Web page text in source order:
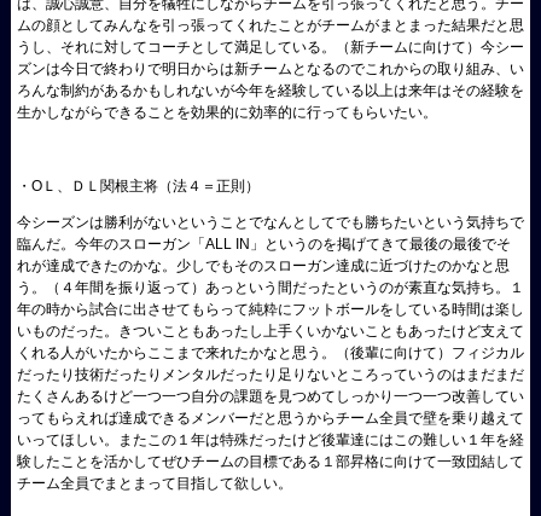
は、誠心誠意、自分を犠牲にしながらチームを引っ張ってくれたと思う。チー
ムの顔としてみんなを引っ張ってくれたことがチームがまとまった結果だと思
うし、それに対してコーチとして満足している。（新チームに向けて）今シー
ズンは今日で終わりで明日からは新チームとなるのでこれからの取り組み、い
ろんな制約があるかもしれないが今年を経験している以上は来年はその経験を
生かしながらできることを効果的に効率的に行ってもらいたい。
・ΟＬ、ＤＬ関根主将（法４＝正則）
今シーズンは勝利がないということでなんとしてでも勝ちたいという気持ちで
臨んだ。今年のスローガン「ALL IN」というのを掲げてきて最後の最後でそ
れが達成できたのかな。少しでもそのスローガン達成に近づけたのかなと思
う。（４年間を振り返って）あっという間だったというのが素直な気持ち。１
年の時から試合に出させてもらって純粋にフットボールをしている時間は楽し
いものだった。きついこともあったし上手くいかないこともあったけど支えて
くれる人がいたからここまで来れたかなと思う。（後輩に向けて）フィジカル
だったり技術だったりメンタルだったり足りないところっていうのはまだまだ
たくさんあるけど一つ一つ自分の課題を見つめてしっかり一つ一つ改善してい
ってもらえれば達成できるメンバーだと思うからチーム全員で壁を乗り越えて
いってほしい。またこの１年は特殊だったけど後輩達にはこの難しい１年を経
験したことを活かしてぜひチームの目標である１部昇格に向けて一致団結して
チーム全員でまとまって目指して欲しい。